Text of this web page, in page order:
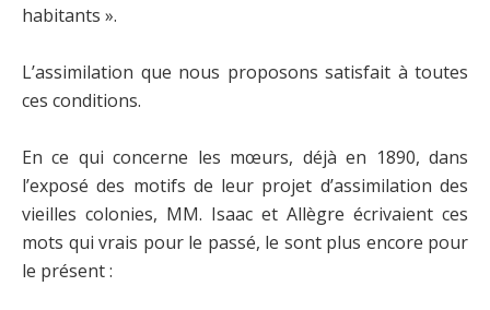
habitants ».
L’assimilation que nous proposons satisfait à toutes
ces conditions.
En ce qui concerne les mœurs, déjà en 1890, dans
l’exposé des motifs de leur projet d’assimilation des
vieilles colonies, MM. Isaac et Allègre écrivaient ces
mots qui vrais pour le passé, le sont plus encore pour
le présent :